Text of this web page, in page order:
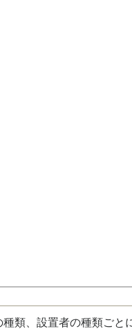
類、設置者の種類ごと